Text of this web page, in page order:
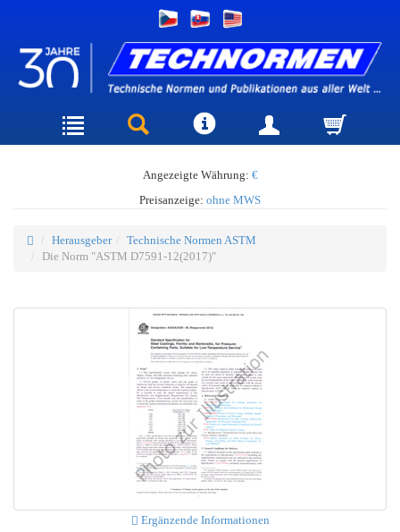
Angezeigte Währung: €
Preisanzeige: ohne MWS
Herausgeber
Technische Normen ASTM
Die Norm "ASTM D7591-12(2017)"
Ergänzende Informationen